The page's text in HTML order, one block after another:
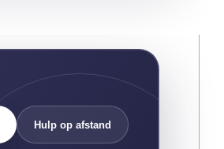
Hulp op afstand